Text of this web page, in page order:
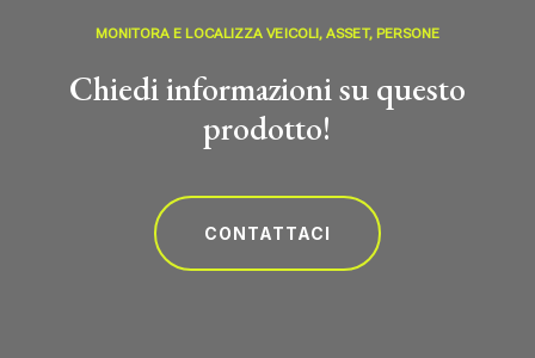
MONITORA E LOCALIZZA VEICOLI, ASSET, PERSONE
Chiedi informazioni su questo
prodotto!
CONTATTACI